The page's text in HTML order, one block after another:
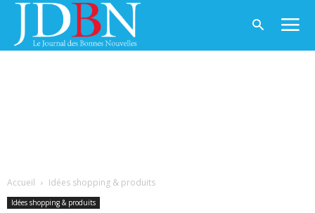
Accueil Idées shopping & produits
Idées shopping & produits